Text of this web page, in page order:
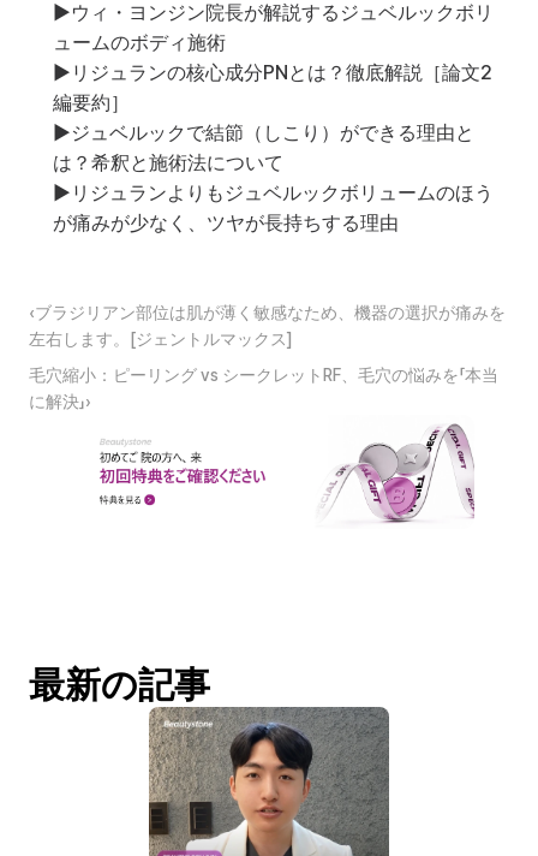
▶ウィ・ヨンジン院長が解説するジュベルックボリ
ュームのボディ施術
▶ リジュランの核心成分PNとは？徹底解説［論文2
編要約］
▶ジュベルックで結節（しこり）ができる理由と
は？希釈と施術法について
▶ リジュランよりもジュベルックボリュームのほう
が痛みが少なく、ツヤが長持ちする理由
‹ブラジリアン部位は肌が薄く敏感なため、機器の選択が痛みを
左右します。[ジェントルマックス]
毛穴縮小：ピーリング vs シークレットRF、毛穴の悩みを「本当
に解決」›
最新の記事